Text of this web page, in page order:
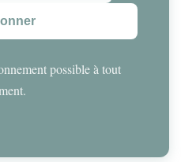
possible à tout